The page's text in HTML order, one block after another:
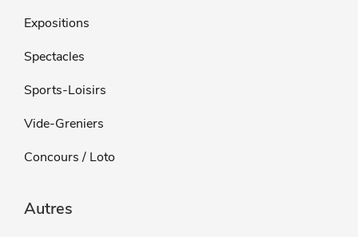
Expositions
Spectacles
Sports-Loisirs
Vide-Greniers
Concours / Loto
Autres